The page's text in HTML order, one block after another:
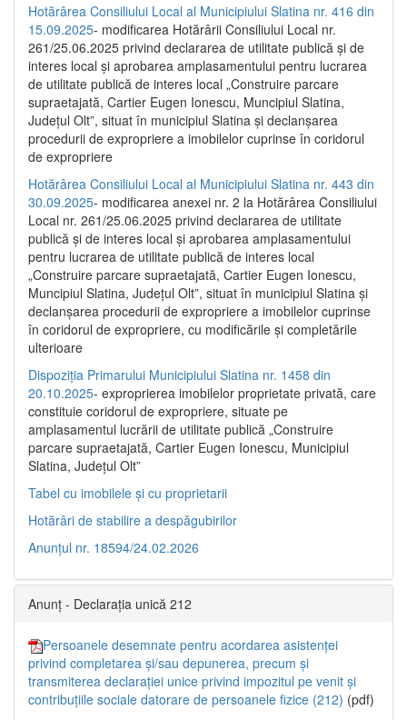
Hotărârea Consiliului Local al Municipiului Slatina nr. 416 din
15.09.2025- modificarea Hotărârii Consiliului Local nr.
261/25.06.2025 privind declararea de utilitate publică și de
interes local și aprobarea amplasamentului pentru lucrarea
de utilitate publică de interes local „Construire parcare
supraetajată, Cartier Eugen Ionescu, Muncipiul Slatina,
Județul Olt”, situat în municipiul Slatina și declanșarea
procedurii de expropriere a imobilelor cuprinse în coridorul
de expropriere
Hotărârea Consiliului Local al Municipiului Slatina nr. 443 din
30.09.2025- modificarea anexei nr. 2 la Hotărârea Consiliului
Local nr. 261/25.06.2025 privind declararea de utilitate
publică şi de interes local şi aprobarea amplasamentului
pentru lucrarea de utilitate publică de interes local
„Construire parcare supraetajată, Cartier Eugen Ionescu,
Muncipiul Slatina, Judeţul Olt”, situat în municipiul Slatina şi
declanşarea procedurii de expropriere a imobilelor cuprinse
în coridorul de expropriere, cu modificările şi completările
ulterioare
Dispoziția Primarului Municipiului Slatina nr. 1458 din
20.10.2025- exproprierea imobilelor proprietate privată, care
constituie coridorul de expropriere, situate pe
amplasamentul lucrării de utilitate publică „Construire
parcare supraetajată, Cartier Eugen Ionescu, Municipiul
Slatina, Județul Olt”
Tabel cu imobilele și cu proprietarii
Hotărâri de stabilire a despăgubirilor
Anunțul nr. 18594/24.02.2026
Anunț - Declarația unică 212
Persoanele desemnate pentru acordarea asistenței
privind completarea și/sau depunerea, precum și
transmiterea declarației unice privind impozitul pe venit și
contribuțiile sociale datorare de persoanele fizice (212) (pdf)